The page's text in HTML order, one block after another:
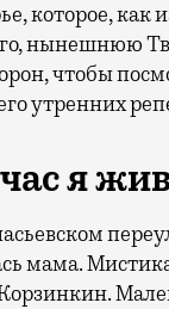
которое,
нынешнюю
чтобы
утренних
я
мама.